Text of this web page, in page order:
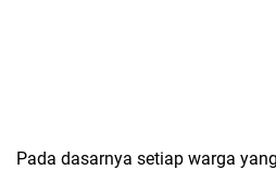
Pada dasarnya setiap warga